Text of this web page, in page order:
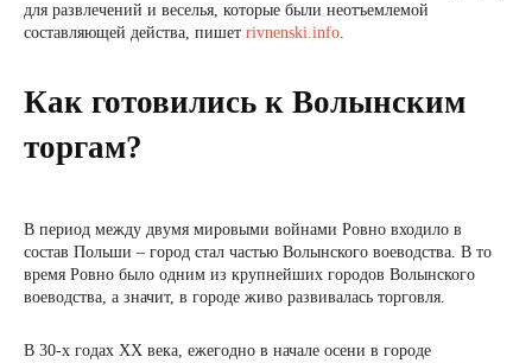
для развлечений и веселья, которые были неотъемлемой
составляющей действа, пишет rivnenski.info.
Как готовились к Волынским
торгам?
В период между двумя мировыми войнами Ровно входило в
состав Польши – город стал частью Волынского воеводства. В то
время Ровно было одним из крупнейших городов Волынского
воеводства, а значит, в городе живо развивалась торговля.
В 30-х годах XX века, ежегодно в начале осени в городе